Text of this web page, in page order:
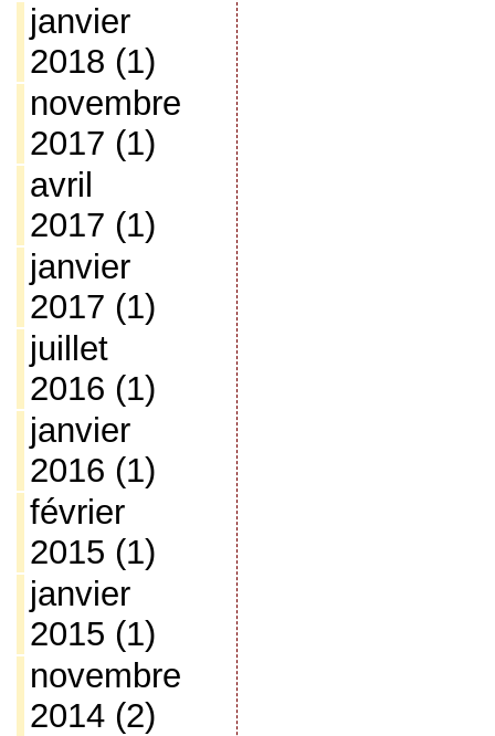
janvier
2018 (1)
novembre
2017 (1)
avril
2017 (1)
janvier
2017 (1)
juillet
2016 (1)
janvier
2016 (1)
février
2015 (1)
janvier
2015 (1)
novembre
2014(2)